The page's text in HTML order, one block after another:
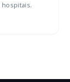
hospitais.